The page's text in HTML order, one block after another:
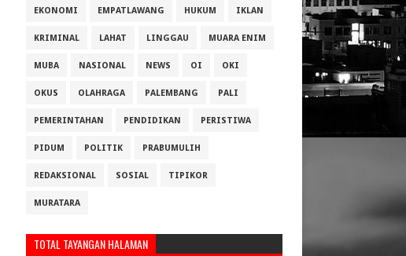
EKONOMI EMPATLAWANG HUKUM IKLAN
KRIMINAL LAHAT LINGGAU MUARA ENIM
MUBA NASIONAL NEWS OI OKI
OKUS OLAHRAGA PALEMBANG PALI
PEMERINTAHAN PENDIDIKAN PERISTIWA
PIDUM POLITIK PRABUMULIH
REDAKSIONAL SOSIAL TIPIKOR
MURATARA
TOTAL TAYANGAN HALAMAN